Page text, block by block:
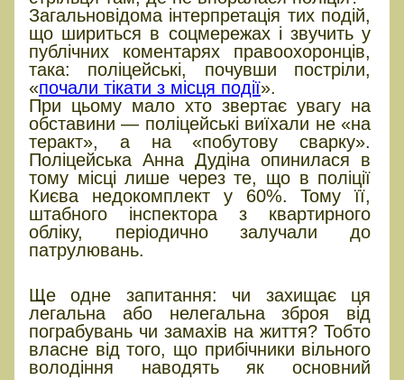
Загальновідома інтерпретація тих подій,
що шириться в соцмережах і звучить у
публічних коментарях правоохоронців,
така: поліцейські, почувши постріли,
«почали тікати з місця події».
При цьому мало хто звертає увагу на
обставини — поліцейські виїхали не «на
теракт», а на «побутову сварку».
Поліцейська Анна Дудіна опинилася в
тому місці лише через те, що в поліції
Києва недокомплект у 60%. Тому її,
штабного інспектора з квартирного
обліку, періодично залучали до
патрулювань.
Ще одне запитання: чи захищає ця
легальна або нелегальна зброя від
пограбувань чи замахів на життя? Тобто
власне від того, що прибічники вільного
володіння наводять як основний